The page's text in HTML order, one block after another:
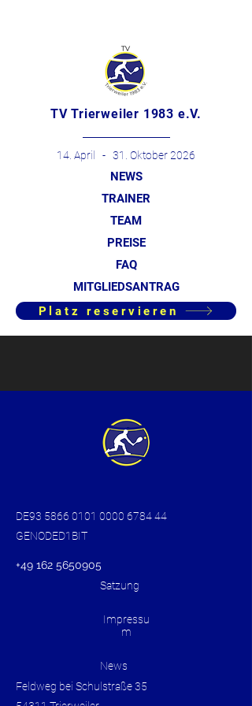
TV Trierweiler 1983 e.V.
14. April - 31. Oktober 2026
NEWS
TRAINER
TEAM
PREISE
FAQ
MITGLIEDSANTRAG
Platz reservieren
DE93 5866 0101 0000 678444
GENODED1BIT
+49 162 5650905
Satzung
Impressu
m
News
Feldweg bei Schulstraße 35